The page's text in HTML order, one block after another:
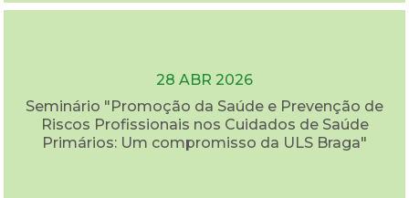
28 ABR 2026
Seminário "Promoção da Saúde e Prevenção de
Riscos Profissionais nos Cuidados de Saúde
Primários: Um compromisso da ULS Braga"